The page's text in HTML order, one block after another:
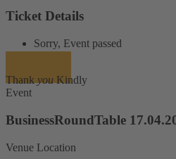
Ticket Details
Sorry, Event passed
Thank you Kindly
Event
BusinessRoundTable
Venue Location